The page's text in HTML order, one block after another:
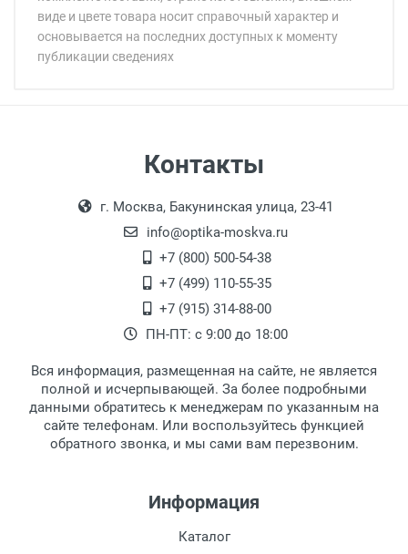
виде и цвете товара носит справочный характер и
основывается на последних доступных к моменту
публикации сведениях
Ширина линзы:
Ширина мостика:
Тип оправы:
Материал линзы:
Материал оправы:
Материал дужки:
Оплата товара производится
наличными непосредственно на пункте
выдачи товара.
Перечисление средств на расчетный счет.
18:00, по субботам с 11:00 до 15:00, в
офисе по адресу: г. Москва,
Переведеновский переулок 17, корпус 1,
второй этаж, тел. +7 (499) 110-55-35.
После того, как заказ поступает в пункт
выдачи, наш менеджер связывается с
клиентом и оповещает о поступлении
товара.
Для получения товара при себе
обязательно иметь паспорт.
Заказ необходимо забрать в течение 3
рабочих дней с момента поступления на
дополнительных расходов за хранение
Контакты
г. Москва, Бакунинская улица, 23-41
info@optika-moskva.ru
+7 (800) 500-54-38
+7 (499) 110-55-35
+7 (915) 314-88-00
ПН-ПТ: с 9:00 до 18:00
Вся информация, размещенная на сайте, не является
полной и исчерпывающей. За более подробными
данными обратитесь к менеджерам по указанным на
сайте телефонам. Или воспользуйтесь функцией
обратного звонка, и мы сами вам перезвоним.
Информация
Каталог